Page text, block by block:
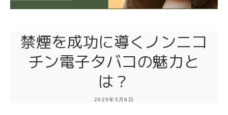
禁煙を成功に導くノンニコ
チン電子タバコの魅力と
は？
2025年5月8日